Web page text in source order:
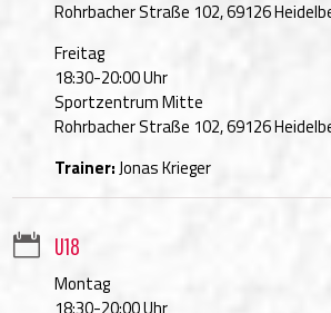
Rohrbacher Straße 102, 69126
Freitag
18:30-20:00 Uhr
Sportzentrum Mitte
Rohrbacher Straße 102, 69126
Trainer:Jonas Krieger
 U18
Montag